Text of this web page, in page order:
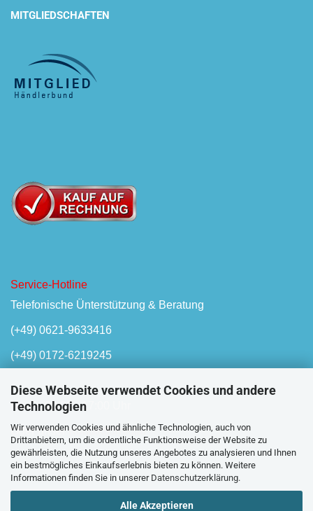
Diese Webseite verwendet Cookies und andere
Technologien
Wir verwenden Cookies und ähnliche Technologien, auch von
Drittanbietern, um die ordentliche Funktionsweise der Website zu
gewährleisten, die Nutzung unseres Angebotes zu analysieren und Ihnen
ein bestmögliches Einkaufserlebnis bieten zu können. Weitere
Informationen finden Sie in unserer Datenschutzerklärung.
Alle Akzeptieren
MITGLIEDSCHAFTEN
Service-Hotline
Telefonische Ünterstützung & Beratung
(+49) 0621-9633416
(+49) 0172-6219245
Mo-Fr, 08:00 - 17:00 Uhr
Oder unserKontaktformular